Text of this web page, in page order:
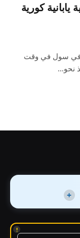
يابانية كورية
في سول في وقت
نحو…
+
!